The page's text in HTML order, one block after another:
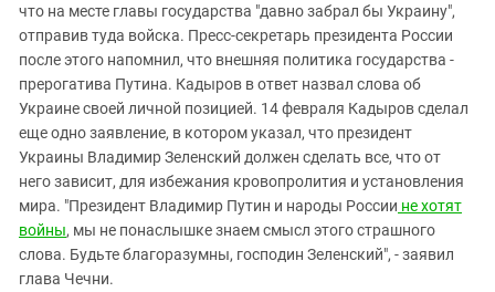
что на месте главы государства "давно забрал бы Украину",
отправив туда войска. Пресс-секретарь президента России
после этого напомнил, что внешняя политика государства -
прерогатива Путина. Кадыров в ответ назвал слова об
Украине своей личной позицией. 14 февраля Кадыров сделал
еще одно заявление, в котором указал, что президент
Украины Владимир Зеленский должен сделать все, что от
него зависит, для избежания кровопролития и установления
мира. "Президент Владимир Путин и народы России не хотят
войны, мы не понаслышке знаем смысл этого страшного
слова. Будьте благоразумны, господин Зеленский", - заявил
глава Чечни.